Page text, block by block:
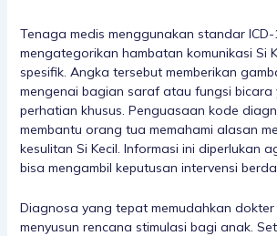
Tenaga medis menggunakan standar
mengategorikan hambatan komunikasi Si
spesifik. Angka tersebut memberikan
mengenai bagian saraf atau fungsi bicara
perhatian khusus. Penguasaan kode
membantu orang tua memahami alasan
kesulitan Si Kecil. Informasi ini diperlukan
bisa mengambil keputusan intervensi
Diagnosa yang tepat memudahkan
menyusun rencana stimulasi bagi anak.